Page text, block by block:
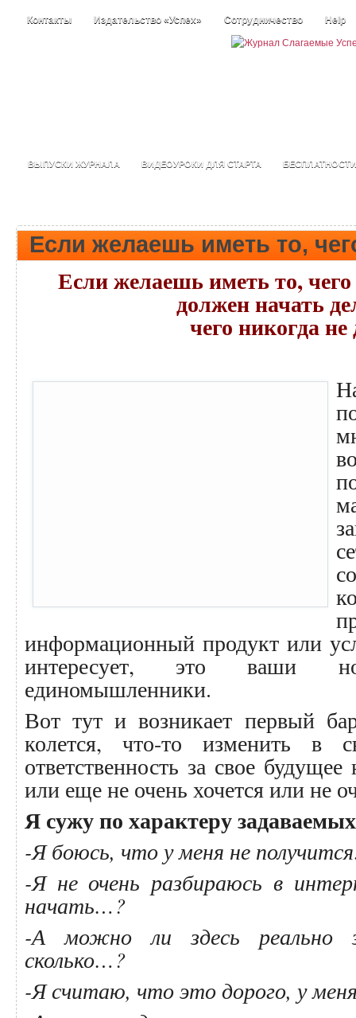
Контакты Издательство «Успех» Сотрудничество Help
ВЫПУСКИ ЖУРНАЛА ВИДЕОУРОКИ ДЛЯ СТАРТА БЕСПЛАТНОСТИ
Если желаешь иметь то,
Если желаешь иметь то,
должен начать
чего никогда не
информационный продукт или
интересует, это ваши
единомышленники.
Вот тут и возникает первый
колется, что-то изменить в
ответственность за свое
или еще не очень хочется или не
Я сужу по характеру
-Я боюсь, что у меня не
-Я не очень разбираюсь в
начать…?
-А можно ли здесь реально
сколько…?
-Я считаю, что это дорого, у